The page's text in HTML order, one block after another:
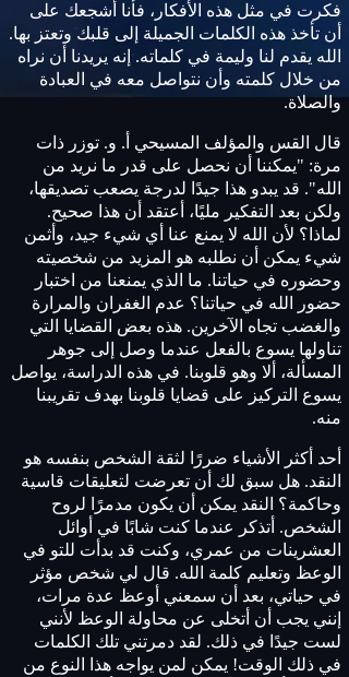
فكرت في مثل هذه الأفكار، فأنا أشجعك على
أن تأخذ هذه الكلمات الجميلة إلى قلبك وتعتز بها.
الله يقدم لنا وليمة في كلماته. إنه يريدنا أن نراه
من خلال كلمته وأن نتواصل معه في العبادة
والصلاة.
قال القس والمؤلف المسيحي أ. و. توزر ذات
مرة: "يمكننا أن نحصل على قدر ما نريد من
الله". قد يبدو هذا جيدًا لدرجة يصعب تصديقها،
ولكن بعد التفكير مليًا، أعتقد أن هذا صحيح.
لماذا؟ لأن الله لا يمنع عنا أي شيء جيد، وأثمن
شيء يمكن أن نطلبه هو المزيد من شخصيته
وحضوره في حياتنا. ما الذي يمنعنا من اختبار
حضور الله في حياتنا؟ عدم الغفران والمرارة
والغضب تجاه الآخرين. هذه بعض القضايا التي
تناولها يسوع بالفعل عندما وصل إلى جوهر
المسألة، ألا وهو قلوبنا. في هذه الدراسة، يواصل
يسوع التركيز على قضايا قلوبنا بهدف تقريبنا
منه.
أحد أكثر الأشياء ضررًا لثقة الشخص بنفسه هو
النقد. هل سبق لك أن تعرضت لتعليقات قاسية
وحاكمة؟ النقد يمكن أن يكون مدمرًا لروح
الشخص. أتذكر عندما كنت شابًا في أوائل
العشرينات من عمري، وكنت قد بدأت للتو في
الوعظ وتعليم كلمة الله. قال لي شخص مؤثر
في حياتي، بعد أن سمعني أوعظ عدة مرات،
إنني يجب أن أتخلى عن محاولة الوعظ لأنني
لست جيدًا في ذلك. لقد دمرتني تلك الكلمات
في ذلك الوقت! يمكن لمن يواجه هذا النوع من